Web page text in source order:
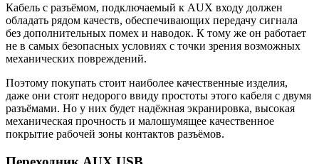
Кабель с разъёмом, подключаемый к AUX входу должен
обладать рядом качеств, обеспечивающих передачу сигнала
без дополнительных помех и наводок. К тому же он работает
не в самых безопасных условиях с точки зрения возможных
механических повреждений.
Поэтому покупать стоит наиболее качественные изделия,
даже они стоят недорого ввиду простоты этого кабеля с двумя
разъёмами. Но у них будет надёжная экранировка, высокая
механическая прочность и малошумящее качественное
покрытие рабочей зоны контактов разъёмов.